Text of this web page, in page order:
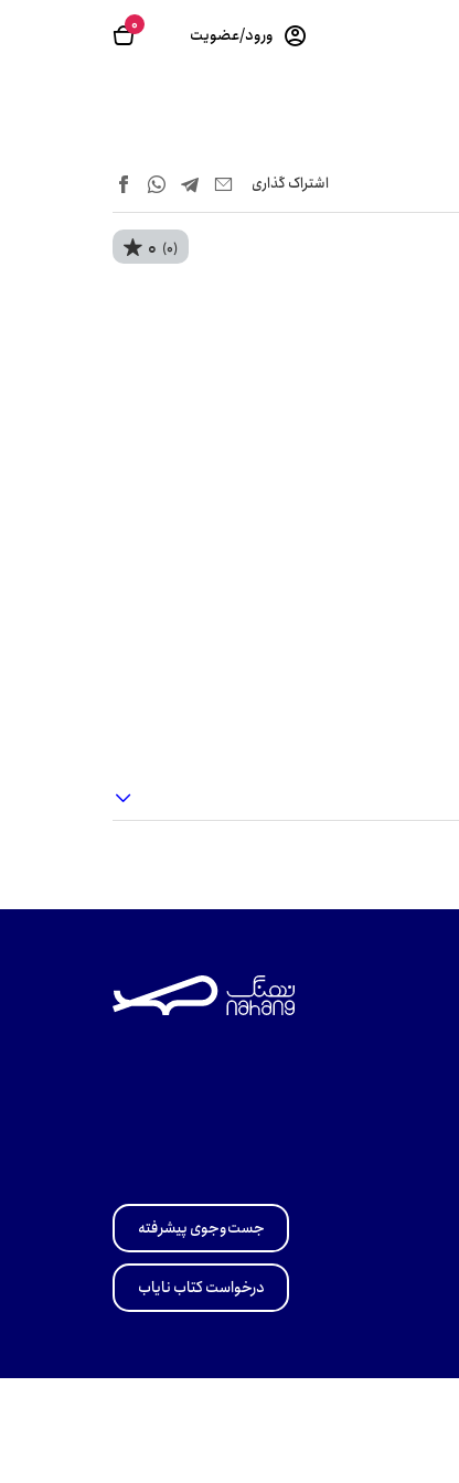
0 ورود/عضویت
اشتراک‌ گذاری
0 (0)
جست‌وجوی پیشرفته
درخواست کتاب نایاب